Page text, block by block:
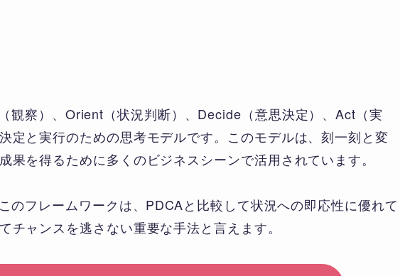
観察）、Orient（状況判断）、Decide（意思決定）、Act（実
定と実行のための思考モデルです。このモデルは、刻一刻と変
果を得るために多くのビジネスシーンで活用されています。
のフレームワークは、PDCAと比較して状況への即応性に優れて
チャンスを逃さない重要な手法と言えます。